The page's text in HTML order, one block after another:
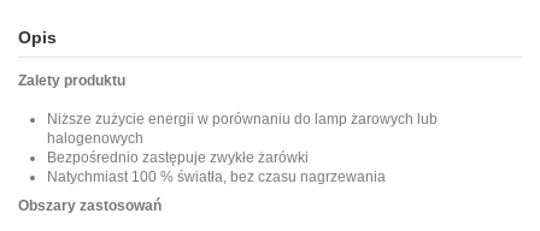
Opis
Zalety produktu
Niższe zużycie energii w porównaniu do lamp żarowych lub
halogenowych
Bezpośrednio zastępuje zwykłe żarówki
Natychmiast 100 % światła, bez czasu nagrzewania
Obszary zastosowań